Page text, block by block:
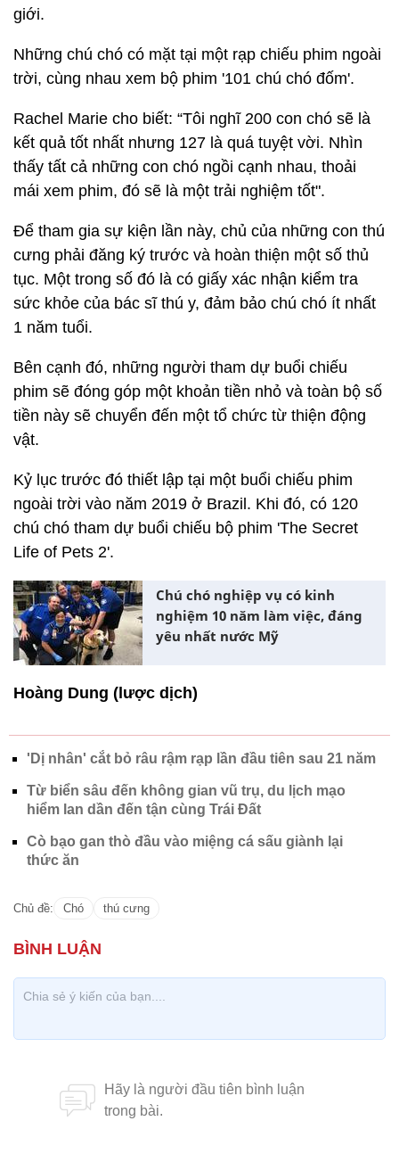
giới.
Những chú chó có mặt tại một rạp chiếu phim ngoài
trời, cùng nhau xem bộ phim '101 chú chó đốm'.
Rachel Marie cho biết: “Tôi nghĩ 200 con chó sẽ là
kết quả tốt nhất nhưng 127 là quá tuyệt vời. Nhìn
thấy tất cả những con chó ngồi cạnh nhau, thoải
mái xem phim, đó sẽ là một trải nghiệm tốt".
Để tham gia sự kiện lần này, chủ của những con thú
cưng phải đăng ký trước và hoàn thiện một số thủ
tục. Một trong số đó là có giấy xác nhận kiểm tra
sức khỏe của bác sĩ thú y, đảm bảo chú chó ít nhất
1 năm tuổi.
Bên cạnh đó, những người tham dự buổi chiếu
phim sẽ đóng góp một khoản tiền nhỏ và toàn bộ số
tiền này sẽ chuyển đến một tổ chức từ thiện động
vật.
Kỷ lục trước đó thiết lập tại một buổi chiếu phim
ngoài trời vào năm 2019 ở Brazil. Khi đó, có 120
chú chó tham dự buổi chiếu bộ phim 'The Secret
Life of Pets 2'.
Chú chó nghiệp vụ có kinh
nghiệm 10 năm làm việc, đáng
yêu nhất nước Mỹ
Hoàng Dung (lược dịch)
'Dị nhân' cắt bỏ râu rậm rạp lần đầu tiên sau 21 năm
Từ biển sâu đến không gian vũ trụ, du lịch mạo
hiểm lan dần đến tận cùng Trái Đất
Cò bạo gan thò đầu vào miệng cá sấu giành lại
thức ăn
Chủ đề: Chó thú cưng